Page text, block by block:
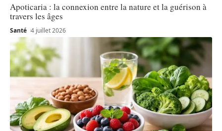
Apoticaria : la connexion entre la nature et la guérison à
travers les âges
Santé 4 juillet 2026